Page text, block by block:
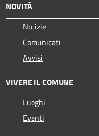
NOVITÀ
Notizie
Comunicati
Avvisi
VIVERE IL COMUNE
Luoghi
Eventi